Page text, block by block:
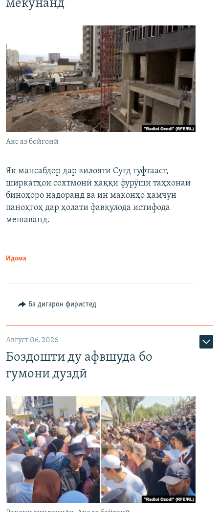
мекунанд
Акс аз бойгонӣ
Як мансабдор дар вилояти Суғд гуфтааст,
ширкатҳои сохтмонӣ ҳаққи фурӯши таҳхонаи
биноҳоро надоранд ва ин маконҳо ҳамчун
паноҳгоҳ дар ҳолати фавқулода истифода
мешаванд.
Идома
Ба дигарон фиристед
Август 06, 2026
Боздошти ду афвшуда бо
гумони дуздӣ